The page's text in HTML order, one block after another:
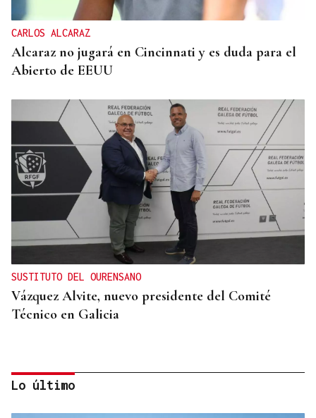
CARLOS ALCARAZ
Alcaraz no jugará en Cincinnati y es duda para el
Abierto de EEUU
SUSTITUTO DEL OURENSANO
Vázquez Alvite, nuevo presidente del Comité
Técnico en Galicia
Lo último